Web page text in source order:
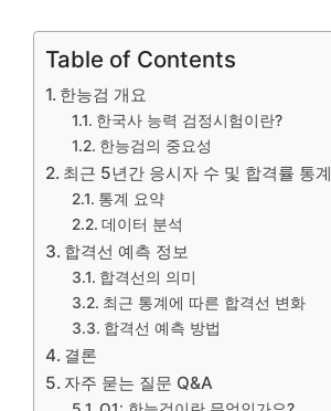
Table of Contents
한능검 개요
한국사 능력 검정시험이란?
한능검의 중요성
최근 5년간 응시자 수 및 합격률 통계
통계 요약
데이터 분석
합격선 예측 정보
합격선의 의미
최근 통계에 따른 합격선 변화
합격선 예측 방법
결론
자주 묻는 질문 Q&A